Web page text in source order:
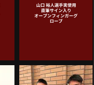
山口 裕人選手実使用
直筆サイン入り
オープンフィンガーグ
ローブ